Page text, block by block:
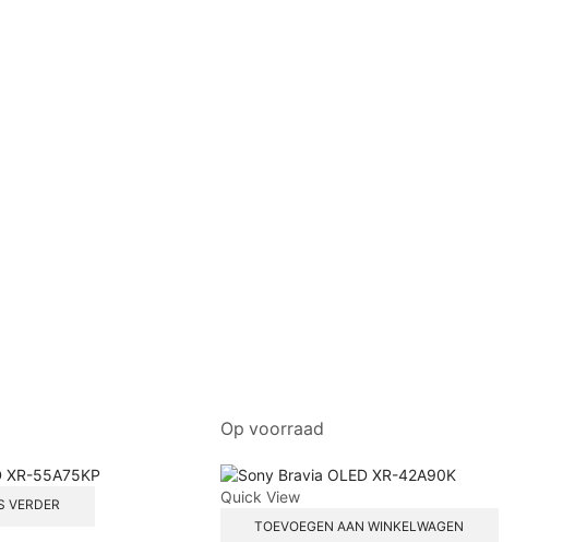
VERDER
Op voorraad
Quick View
TOEVOEGEN AAN WINKELWAGEN